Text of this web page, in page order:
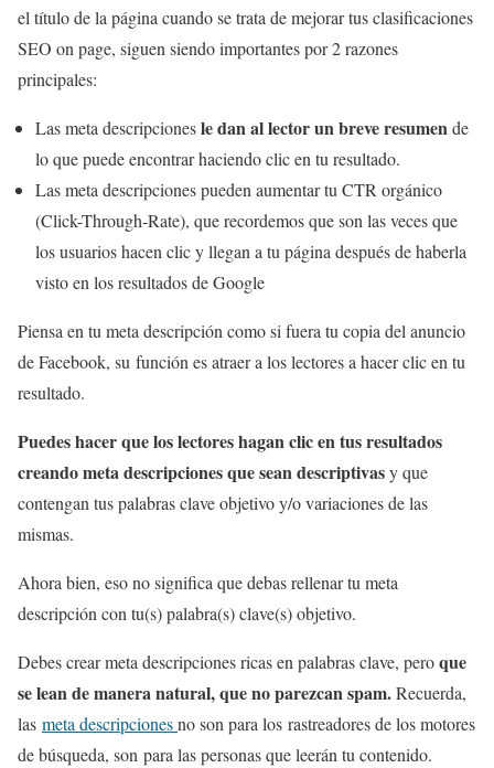
el título de la página cuando se trata de mejorar tus clasificaciones
SEO on page, siguen siendo importantes por 2 razones
principales:
Las meta descripcionesle dan al lector un breve resumende
lo que puede encontrar haciendo clic en tu resultado.
Las meta descripciones pueden aumentar tu CTR orgánico
(Click-Through-Rate), que recordemos que son las veces que
los usuarios hacen clic y llegan a tu página después de haberla
visto en los resultados de Google
Piensa en tu meta descripción como si fuera tu copia del anuncio
de Facebook, su función es atraer a los lectores a hacer clic en tu
resultado.
Puedes hacer que los lectores hagan clic en tus resultados
creando meta descripciones que sean descriptivasy que
contengan tus palabras clave objetivo y/o variaciones de las
mismas.
Ahora bien, eso no significa que debas rellenar tu meta
descripción con tu(s) palabra(s) clave(s) objetivo.
Debes crear meta descripciones ricas en palabras clave, peroque
se lean de manera natural, que no parezcan spam.Recuerda,
las meta descripcionesno son para los rastreadores de los motores
de búsqueda, son para las personas que leerán tu contenido.